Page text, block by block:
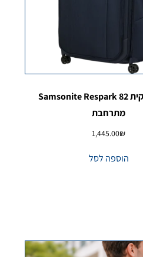
מזוודה ענקית Samsonite Respark 82
מתרחבת
1,445.00₪
הוספה לסל